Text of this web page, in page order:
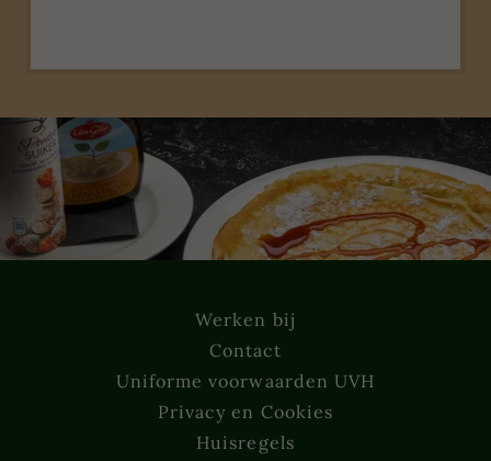
Werken bij
Contact
Uniforme voorwaarden UVH
Privacy en Cookies
Huisregels